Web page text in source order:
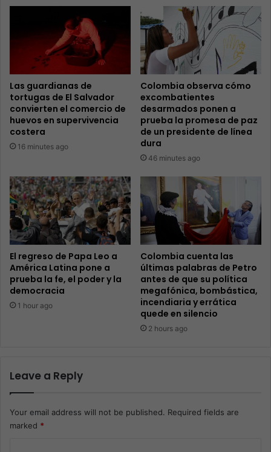
Las guardianas de
tortugas de El Salvador
convierten el comercio de
huevos en supervivencia
costera
16 minutes ago
Colombia observa cómo
excombatientes
desarmados ponen a
prueba la promesa de paz
de un presidente de línea
dura
46 minutes ago
El regreso de Papa Leo a
América Latina pone a
prueba la fe, el poder y la
democracia
1 hour ago
Colombia cuenta las
últimas palabras de Petro
antes de que su política
megafónica, bombástica,
incendiaria y errática
quede en silencio
2 hours ago
Leave a Reply
Your email address will not be published. Required fields are
marked *